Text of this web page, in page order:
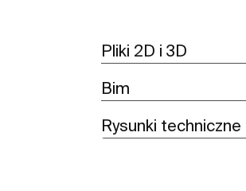
Pliki 2D i 3D
Bim
Rysunki techniczne